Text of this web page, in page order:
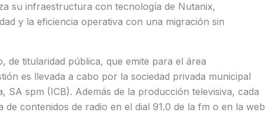
su infraestructura con tecnología de Nutanix,
y la eficiencia operativa con una migración sin
de titularidad pública, que emite para el área
es llevada a cabo por la sociedad privada municipal
​​SA spm (ICB). Además de la producción televisiva, cada
contenidos de radio en el dial 91.0 de la fm o en la web